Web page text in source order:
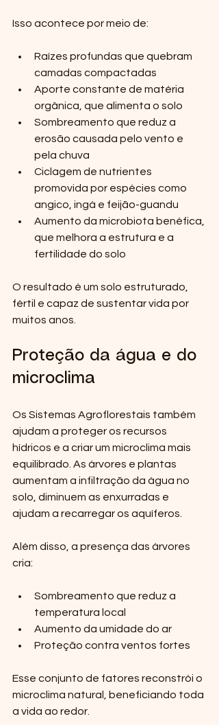
Isso acontece por meio de:
Raízes profundas que quebram
camadas compactadas
Aporte constante de matéria
orgânica, que alimenta o solo
Sombreamento que reduz a
erosão causada pelo vento e
pela chuva
Ciclagem de nutrientes
promovida por espécies como
angico, ingá e feijão-guandu
Aumento da microbiota benéfica,
que melhora a estrutura e a
fertilidade do solo
O resultado é um solo estruturado,
fértil e capaz de sustentar vida por
muitos anos.
Proteção da água e do
microclima
Os Sistemas Agroflorestais também
ajudam a proteger os recursos
hídricos e a criar um microclima mais
equilibrado. As árvores e plantas
aumentam a infiltração da água no
solo, diminuem as enxurradas e
ajudam a recarregar os aquíferos.
Além disso, a presença das árvores
cria:
Sombreamento que reduz a
temperatura local
Aumento da umidade do ar
Proteção contra ventos fortes
Esse conjunto de fatores reconstrói o
microclima natural, beneficiando toda
a vida ao redor.